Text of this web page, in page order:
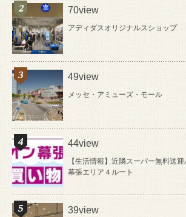
70view
アディダスオリジナルスショップ
49view
メッセ・アミューズ・モール
44view
【生活情報】近隣スーパー無料送
幕張エリア４ルート
39view